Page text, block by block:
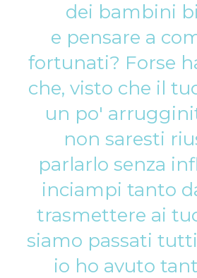
dei bambini
e pensare a
fortunati? Forse
che, visto che il
un po'
non saresti
parlarlo senza
inciampi tanto
trasmettere ai
siamo passati
io ho avuto